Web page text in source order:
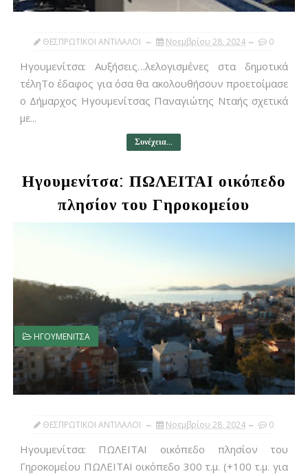
ΘΕΣΠΡΩΤΙΚΟΙ ΑΝΤΙΛΑΛΟΙ Νοεμβρίου 28, 2024 0
Ηγουμενίτσα: Αυξήσεις…λελογισμένες στα δημοτικά
τέληΤο έδαφος για όσα θα ακολουθήσουν προετοίμασε
ο Δήμαρχος Ηγουμενίτσας Παναγιώτης Νταής σχετικά
με...
Συνέχεια...
Ηγουμενίτσα: ΠΩΛΕΙΤΑΙ οικόπεδο
πλησίον του Γηροκομείου
ΗΓΟΥΜΕΝΙΤΣΑ
ΘΕΣΠΡΩΤΙΚΟΙ ΑΝΤΙΛΑΛΟΙ Νοεμβρίου 28, 2024 0
Ηγουμενίτσα: ΠΩΛΕΙΤΑΙ οικόπεδο πλησίον του
Γηροκομείου ΠΩΛΕΙΤΑΙ οικόπεδο 300 τ.μ. (+100 τ.μ. για